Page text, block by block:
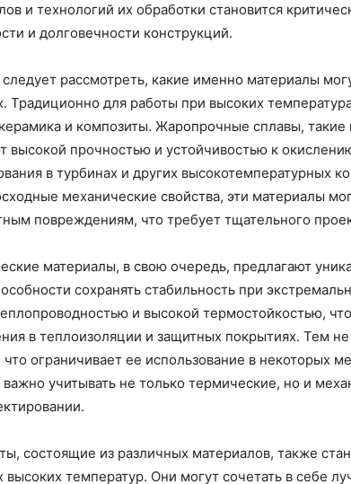
и технологий их обработки становится
и долговечности конструкций.
рассмотреть, какие именно материалы
Традиционно для работы при высоких
и композиты. Жаропрочные сплавы, такие
высокой прочностью и устойчивостью к
в турбинах и других высокотемпературных
механические свойства, эти материалы
повреждениям, что требует тщательного
материалы, в свою очередь, предлагают
сохранять стабильность при
и высокой термостойкостью,
в теплоизоляции и защитных покрытиях. Тем
что ограничивает ее использование в некоторых
учитывать не только термические, но и
состоящие из различных материалов, также
высоких температур. Они могут сочетать в себе